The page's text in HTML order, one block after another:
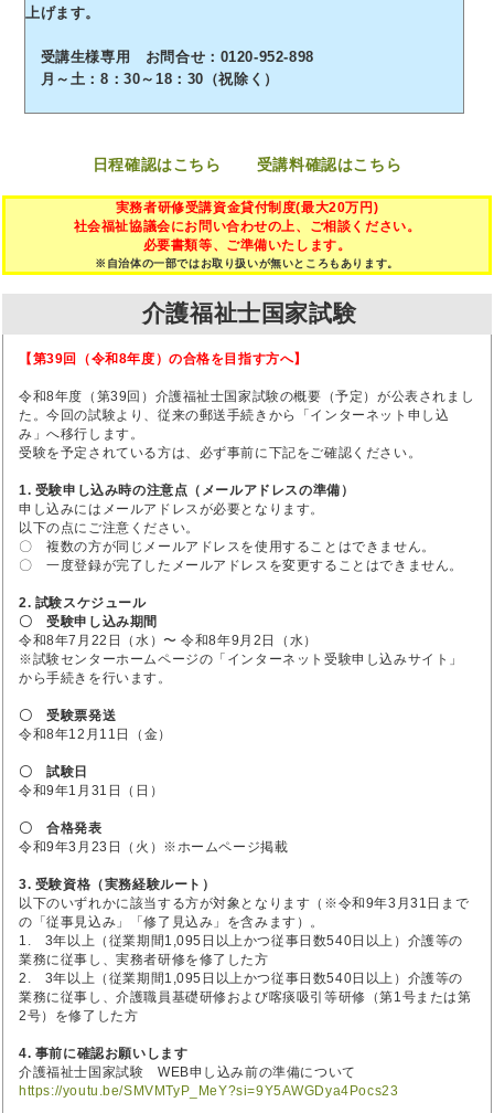
上げます。
受講生様専用 お問合せ：0120-952-898
月～土：8：30～18：30（祝除く）
日程確認はこちら 受講料確認はこちら
実務者研修受講資金貸付制度(最大20万円)
社会福祉協議会にお問い合わせの上、ご相談ください。
必要書類等、ご準備いたします。
※自治体の一部ではお取り扱いが無いところもあります。
介護福祉士国家試験
【第39回（令和8年度）の合格を目指す方へ】
令和8年度（第39回）介護福祉士国家試験の概要（予定）が公表されまし
た。今回の試験より、従来の郵送手続きから「インターネット申し込
み」へ移行します。
受験を予定されている方は、必ず事前に下記をご確認ください。
1. 受験申し込み時の注意点（メールアドレスの準備）
申し込みにはメールアドレスが必要となります。
以下の点にご注意ください。
〇 複数の方が同じメールアドレスを使用することはできません。
〇 一度登録が完了したメールアドレスを変更することはできません。
2. 試験スケジュール
〇 受験申し込み期間
令和8年7月22日（水）〜 令和8年9月2日（水）
※試験センターホームページの「インターネット受験申し込みサイト」
から手続きを行います。
〇 受験票発送
令和8年12月11日（金）
〇 試験日
令和9年1月31日（日）
〇 合格発表
令和9年3月23日（火）※ホームページ掲載
3. 受験資格（実務経験ルート）
以下のいずれかに該当する方が対象となります（※令和9年3月31日まで
の「従事見込み」「修了見込み」を含みます）。
1. 3年以上（従業期間1,095日以上かつ従事日数540日以上）介護等の
業務に従事し、実務者研修を修了した方
2. 3年以上（従業期間1,095日以上かつ従事日数540日以上）介護等の
業務に従事し、介護職員基礎研修および喀痰吸引等研修（第1号または第
2号）を修了した方
4. 事前に確認お願いします
介護福祉士国家試験 WEB申し込み前の準備について
https://youtu.be/SMVMTyP_MeY?si=9Y5AWGDya4Pocs23